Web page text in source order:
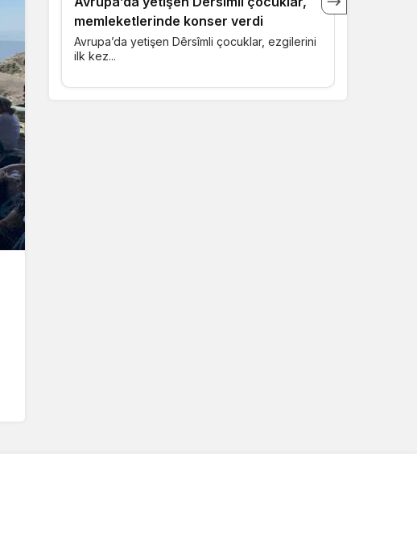
memleketlerinde konser verdi
Avrupa’da yetişen Dêrsîmli çocuklar, ezgilerini
ilk kez...